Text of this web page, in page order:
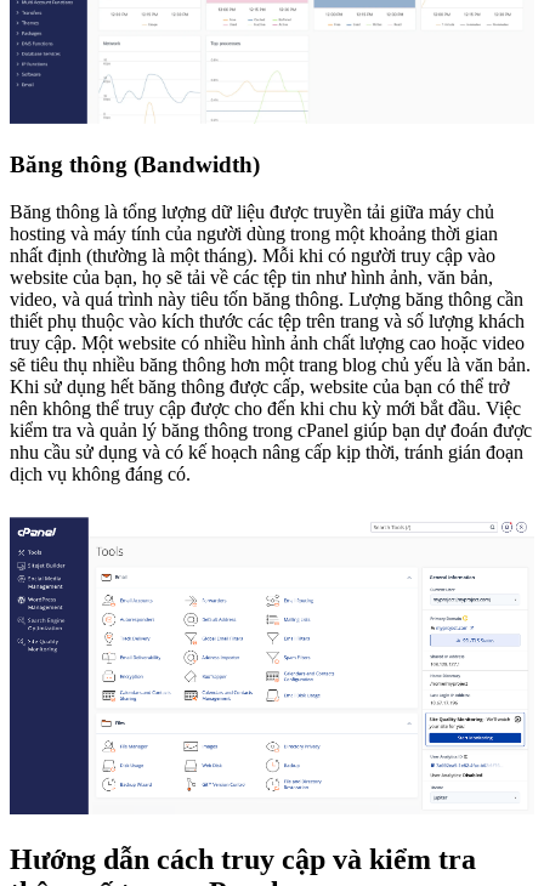
Băng thông (Bandwidth)
Băng thông là tổng lượng dữ liệu được truyền tải giữa máy chủ
hosting và máy tính của người dùng trong một khoảng thời gian
nhất định (thường là một tháng). Mỗi khi có người truy cập vào
website của bạn, họ sẽ tải về các tệp tin như hình ảnh, văn bản,
video, và quá trình này tiêu tốn băng thông. Lượng băng thông cần
thiết phụ thuộc vào kích thước các tệp trên trang và số lượng khách
truy cập. Một website có nhiều hình ảnh chất lượng cao hoặc video
sẽ tiêu thụ nhiều băng thông hơn một trang blog chủ yếu là văn bản.
Khi sử dụng hết băng thông được cấp, website của bạn có thể trở
nên không thể truy cập được cho đến khi chu kỳ mới bắt đầu. Việc
kiểm tra và quản lý băng thông trong cPanel giúp bạn dự đoán được
nhu cầu sử dụng và có kế hoạch nâng cấp kịp thời, tránh gián đoạn
dịch vụ không đáng có.
Hướng dẫn cách truy cập và kiểm tra